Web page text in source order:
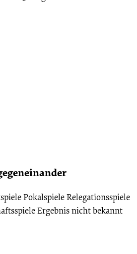
PokalspieleRelegationsspiele
Ergebnis nicht bekannt